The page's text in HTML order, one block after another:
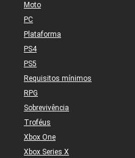
Moto
PC
Plataforma
PS4
PS5
Requisitos mínimos
RPG
Sobrevivência
Troféus
Xbox One
Xbox Series X